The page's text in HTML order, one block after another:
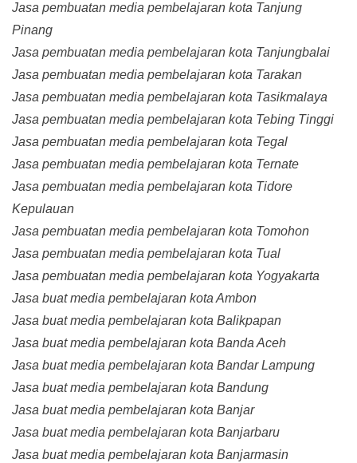
Jasa pembuatan media pembelajaran kota Tanjung
Pinang
Jasa pembuatan media pembelajaran kota Tanjungbalai
Jasa pembuatan media pembelajaran kota Tarakan
Jasa pembuatan media pembelajaran kota Tasikmalaya
Jasa pembuatan media pembelajaran kota Tebing Tinggi
Jasa pembuatan media pembelajaran kota Tegal
Jasa pembuatan media pembelajaran kota Ternate
Jasa pembuatan media pembelajaran kota Tidore
Kepulauan
Jasa pembuatan media pembelajaran kota Tomohon
Jasa pembuatan media pembelajaran kota Tual
Jasa pembuatan media pembelajaran kota Yogyakarta
Jasa buat media pembelajaran kota Ambon
Jasa buat media pembelajaran kota Balikpapan
Jasa buat media pembelajaran kota Banda Aceh
Jasa buat media pembelajaran kota Bandar Lampung
Jasa buat media pembelajaran kota Bandung
Jasa buat media pembelajaran kota Banjar
Jasa buat media pembelajaran kota Banjarbaru
Jasa buat media pembelajaran kota Banjarmasin